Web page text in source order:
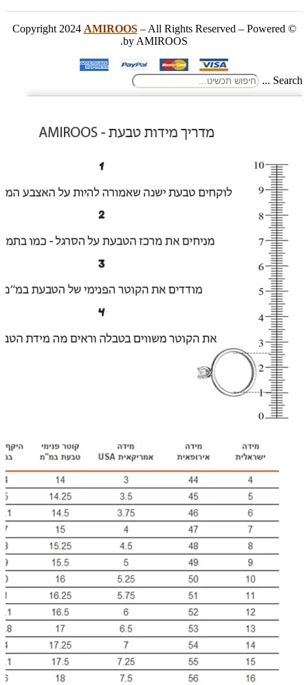
© Copyright 2024
AMIROOS– All Rights Reserved – Powered
by AMIROOS.
Search ...